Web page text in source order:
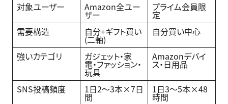
対象ユーザー
Amazon全ユー
ザー
プライム会員限
定
需要構造
自分+ギフト買い
(二軸)
自分買い中心
強いカテゴリ ガジェット・家
電・ファッション・
玩具
Amazonデバイ
ス・日用品
SNS投稿頻度 1日2〜3本×7日
間
1日3〜5本×48
時間